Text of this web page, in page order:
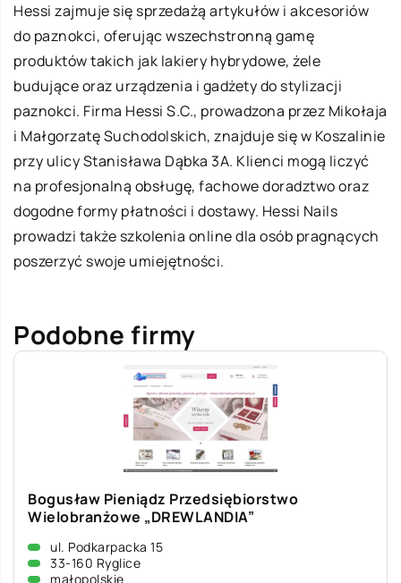
Hessi zajmuje się sprzedażą artykułów i akcesoriów
do paznokci, oferując wszechstronną gamę
produktów takich jak lakiery hybrydowe, żele
budujące oraz urządzenia i gadżety do stylizacji
paznokci. Firma Hessi S.C., prowadzona przez Mikołaja
i Małgorzatę Suchodolskich, znajduje się w Koszalinie
przy ulicy Stanisława Dąbka 3A. Klienci mogą liczyć
na profesjonalną obsługę, fachowe doradztwo oraz
dogodne formy płatności i dostawy. Hessi Nails
prowadzi także szkolenia online dla osób pragnących
poszerzyć swoje umiejętności.
Podobne firmy
Bogusław Pieniądz Przedsiębiorstwo
Wielobranżowe „DREWLANDIA”
ul. Podkarpacka 15
33-160 Ryglice
małopolskie